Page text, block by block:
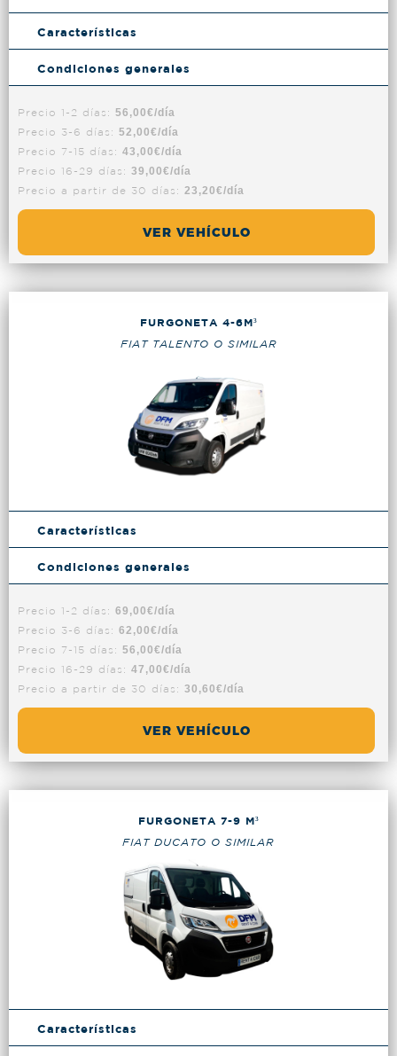
Características
Condiciones generales
Precio 1-2 días: 56,00€/día
Precio 3-6 días: 52,00€/día
Precio 7-15 días: 43,00€/día
Precio 16-29 días: 39,00€/día
Precio a partir de 30 días: 23,20€/día
VER VEHÍCULO
FURGONETA 4-6M³
FIAT TALENTO O SIMILAR
Características
Condiciones generales
Precio 1-2 días: 69,00€/día
Precio 3-6 días: 62,00€/día
Precio 7-15 días: 56,00€/día
Precio 16-29 días: 47,00€/día
Precio a partir de 30 días: 30,60€/día
VER VEHÍCULO
FURGONETA 7-9 M³
FIAT DUCATO O SIMILAR
Características